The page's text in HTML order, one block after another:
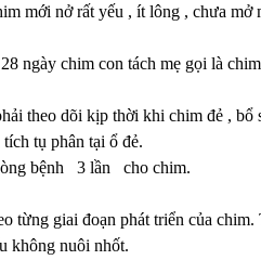
mới nở rất yếu , ít lông , chưa
ngày chim con tách mẹ gọi là
theo dõi kịp thời khi chim đẻ ,
tụ phân tại ổ đẻ.
bệnh 3 lần cho chim.
từng giai đoạn phát triển của
không nuôi nhốt.